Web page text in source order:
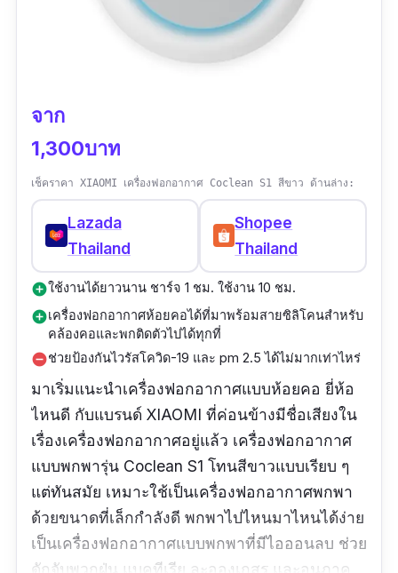
จาก
1,300บาท
เช็คราคา XIAOMI เครื่องฟอกอากาศ Coclean S1 สีขาว ด้านล่าง:
Lazada
Thailand
Shopee
Thailand
add_circleใช้งานได้ยาวนาน ชาร์จ 1 ชม. ใช้งาน 10 ชม.
add_circleเครื่องฟอกอากาศห้อยคอได้ที่มาพร้อมสายซิลิโคนสำหรับ
คล้องคอและพกติดตัวไปได้ทุกที่
remove_circleช่วยป้องกันไวรัสโควิด-19 และ pm 2.5 ได้ไม่มากเท่าไหร่
มาเริ่มแนะนำเครื่องฟอกอากาศแบบห้อยคอ ยี่ห้อ
ไหนดี กับแบรนด์ XIAOMI ที่ค่อนข้างมีชื่อเสียงใน
เรื่องเครื่องฟอกอากาศอยู่แล้ว เครื่องฟอกอากาศ
แบบพกพารุ่น Coclean S1 โทนสีขาวแบบเรียบ ๆ
แต่ทันสมัย เหมาะใช้เป็นเครื่องฟอกอากาศพกพา
ด้วยขนาดที่เล็กกำลังดี พกพาไปไหนมาไหนได้ง่าย
เป็นเครื่องฟอกอากาศแบบพกพาที่มีไอออนลบ ช่วย
ดักจับพวกฝุ่น แบคทีเรีย ละอองเกสร และอนุภาค